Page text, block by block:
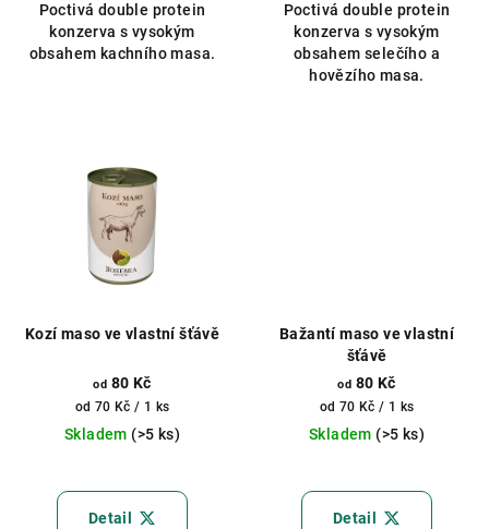
Poctivá double protein
konzerva s vysokým
obsahem kachního masa.
z
5
hvězdiček.
Poctivá double protein
konzerva s vysokým
obsahem selečího a
hovězího masa.
Kozí maso ve vlastní šťávě
od 80 Kč
Měrná
cena:
od 70 Kč / 1 ks
Skladem (>5 ks)
hodnocení
produktu
Detail
Bažantí maso ve vlastní
šťávě
od 80 Kč
Měrná
cena:
od 70 Kč / 1 ks
Skladem (>5 ks)
Detail